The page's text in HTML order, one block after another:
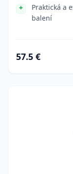
Praktická a
balení
57.5 €